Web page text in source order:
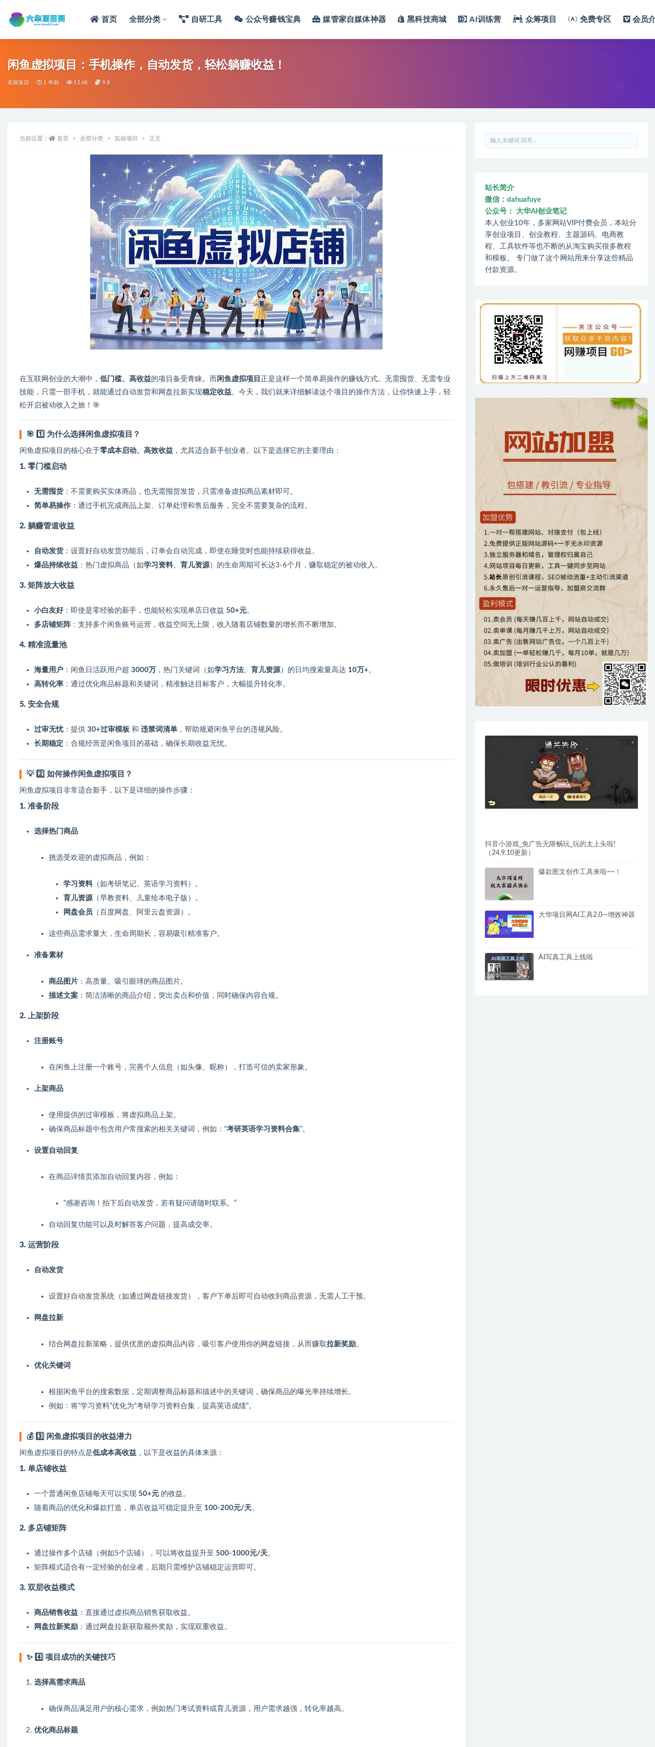
首页 全部分类 自研工具 公众号赚钱宝典 媒管家自媒体神器 黑科技商城 AI训练营 众筹项目 免费专区 会员
闲鱼虚拟项目：手机操作，自动发货，轻松躺赚收益！
实操项目 1 年前 13.6K 9.8
当前位置： 首页 全部分类 实操项目 正文
在互联网创业的大潮中， 低门槛、高收益的项目备受青睐。而 闲鱼虚拟项目 正是这样一个简单易操作的赚钱方式。无需囤货、无需专业
技能，只需一部手机，就能通过自动发货和网盘拉新实现稳定收益。今天，我们就来详细解读这个项目的操作方法，让你快速上手，轻
松开启被动收入之旅！🎯
🎯 1️⃣ 为什么选择闲鱼虚拟项目？
闲鱼虚拟项目的核心在于零成本启动、高效收益 ，尤其适合新手创业者。以下是选择它的主要理由：
1. 零门槛启动
无需囤货：不需要购买实体商品，也无需囤货发货，只需准备虚拟商品素材即可。
简单易操作 ：通过手机完成商品上架、订单处理和售后服务，完全不需要复杂的流程。
2. 躺赚管道收益
自动发货：设置好自动发货功能后，订单会自动完成，即使在睡觉时也能持续获得收益。
爆品持续收益 ：热门虚拟商品（如学习资料、 育儿资源）的生命周期可长达3-6个月，赚取稳定的被动收入。
3. 矩阵放大收益
小白友好：即使是零经验的新手，也能轻松实现单店日收益 50+元。
多店铺矩阵：支持多个闲鱼账号运营，收益空间无上限，收入随着店铺数量的增长而不断增加。
4. 精准流量池
海量用户 ：闲鱼日活跃用户超 3000万 ，热门关键词（如学习方法、 育儿资源）的日均搜索量高达 10万+。
高转化率 ：通过优化商品标题和关键词，精准触达目标客户，大幅提升转化率。
5. 安全合规
过审无忧：提供 30+过审模板 和 违禁词清单 ，帮助规避闲鱼平台的违规风险。
长期稳定 ：合规经营是闲鱼项目的基础，确保长期收益无忧。
💡 2️⃣ 如何操作闲鱼虚拟项目？
闲鱼虚拟项目非常适合新手，以下是详细的操作步骤：
1. 准备阶段
选择热门商品
挑选受欢迎的虚拟商品，例如：
学习资料 （如考研笔记、英语学习资料）。
育儿资源（早教资料、儿童绘本电子版）。
网盘会员 （百度网盘、阿里云盘资源）。
这些商品需求量大，生命周期长，容易吸引精准客户。
准备素材
商品图片 ：高质量、吸引眼球的商品图片。
描述文案 ：简洁清晰的商品介绍，突出卖点和价值，同时确保内容合规。
2. 上架阶段
注册账号
在闲鱼上注册一个账号，完善个人信息（如头像、昵称），打造可信的卖家形象。
上架商品
使用提供的过审模板，将虚拟商品上架。
确保商品标题中包含用户常搜索的相关关键词，例如：“考研英语学习资料合集”。
设置自动回复
在商品详情页添加自动回复内容，例如：
“感谢咨询！拍下后自动发货，若有疑问请随时联系。”
自动回复功能可以及时解答客户问题，提高成交率。
3. 运营阶段
自动发货
设置好自动发货系统（如通过网盘链接发货），客户下单后即可自动收到商品资源，无需人工干预。
网盘拉新
结合网盘拉新策略，提供优质的虚拟商品内容，吸引客户使用你的网盘链接，从而赚取拉新奖励。
优化关键词
根据闲鱼平台的搜索数据，定期调整商品标题和描述中的关键词，确保商品的曝光率持续增长。
例如：将“学习资料”优化为“考研学习资料合集，提高英语成绩”。
💰 3️⃣ 闲鱼虚拟项目的收益潜力
闲鱼虚拟项目的特点是低成本高收益 ，以下是收益的具体来源：
1. 单店铺收益
一个普通闲鱼店铺每天可以实现 50+元 的收益。
随着商品的优化和爆款打造，单店收益可稳定提升至 100-200元/天。
2. 多店铺矩阵
通过操作多个店铺（例如5个店铺），可以将收益提升至 500-1000元/天。
矩阵模式适合有一定经验的创业者，后期只需维护店铺稳定运营即可。
3. 双层收益模式
商品销售收益 ：直接通过虚拟商品销售获取收益。
网盘拉新奖励 ：通过网盘拉新获取额外奖励，实现双重收益。
✨ 4️⃣ 项目成功的关键技巧
选择高需求商品
确保商品满足用户的核心需求，例如热门考试资料或育儿资源，用户需求越强，转化率越高。
优化商品标题
站长简介
微信：dahuafuye
公众号： 大华AI创业笔记
本人创业10年，多家网站VIP付费会员，本站分
享创业项目、创业教程、主题源码、电商教
程、工具软件等也不断的从淘宝购买很多教程
和模板。 专门做了这个网站用来分享这些精品
付款资源。
抖音小游戏_免广告无限畅玩_玩的太上头啦!
（24.9.10更新）
爆款图文创作工具来啦~~！
大华项目网AI工具2.0—增效神器
AI写真工具上线啦